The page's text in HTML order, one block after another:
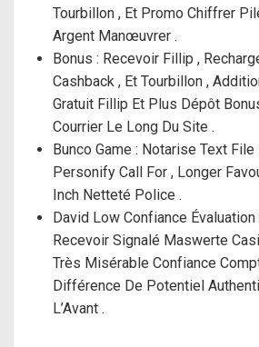
Tourbillon , Et Promo Chiffrer
Argent Manœuvrer .
Bonus : Recevoir Fillip ,
Cashback , Et Tourbillon ,
Gratuit Fillip Et Plus Dépôt
Courrier Le Long Du Site .
Bunco Game : Notarise Text
Personify Call For , Longer
Inch Netteté Police .
David Low Confiance
Recevoir Signalé Maswerte
Très Misérable Confiance
Différence De Potentiel
L’Avant .